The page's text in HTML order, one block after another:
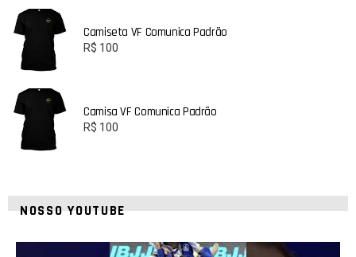
Camiseta VF Comunica Padrão
R$ 100
Camisa VF Comunica Padrão
R$ 100
NOSSO YOUTUBE